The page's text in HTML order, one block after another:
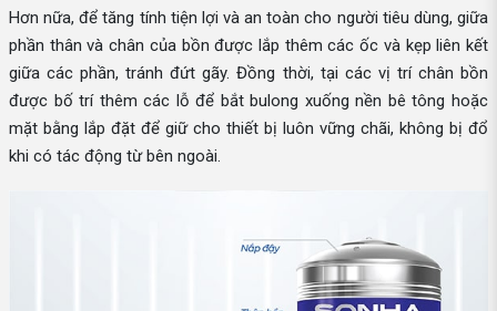
Hơn nữa, để tăng tính tiện lợi và an toàn cho người tiêu dùng, giữa
phần thân và chân của bồn được lắp thêm các ốc và kẹp liên kết
giữa các phần, tránh đứt gãy. Đồng thời, tại các vị trí chân bồn
được bố trí thêm các lỗ để bắt bulong xuống nền bê tông hoặc
mặt bằng lắp đặt để giữ cho thiết bị luôn vững chãi, không bị đổ
khi có tác động từ bên ngoài.